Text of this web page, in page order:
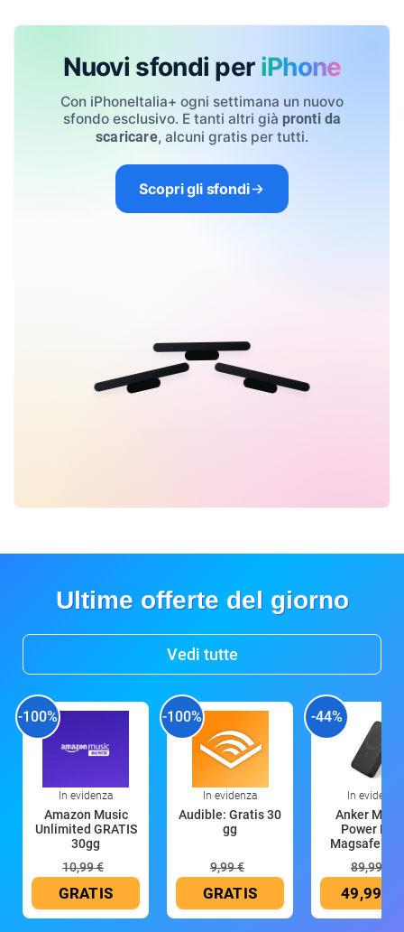
Nuovi sfondi per iPhone
Con iPhoneItalia+ ogni settimana un nuovo
sfondo esclusivo. E tanti altri già pronti da
scaricare, alcuni gratis per tutti.
Scopri gli sfondi
Ultime offerte del giorno
Vedi tutte
-100%
In evidenza
Amazon Music
Unlimited GRATIS
30gg
10,99 €
GRATIS
-100%
In evidenza
Audible: Gratis 30
gg
9,99 €
GRATIS
-44%
In evidenza
Anker
Power
Magsafe
89,99 €
49,99 €